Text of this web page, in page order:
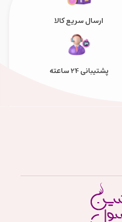
ارسال سریع کالا
پشتیبانی 24 ساعته